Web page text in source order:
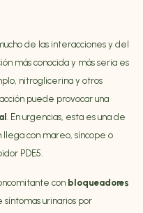
de las interacciones y del
más conocida y más seria es
nitroglicerina y otros
puede provocar una
. En urgencias, esta es una de
llega con mareo, síncope o
PDE5.
con bloqueadores
urinarios por